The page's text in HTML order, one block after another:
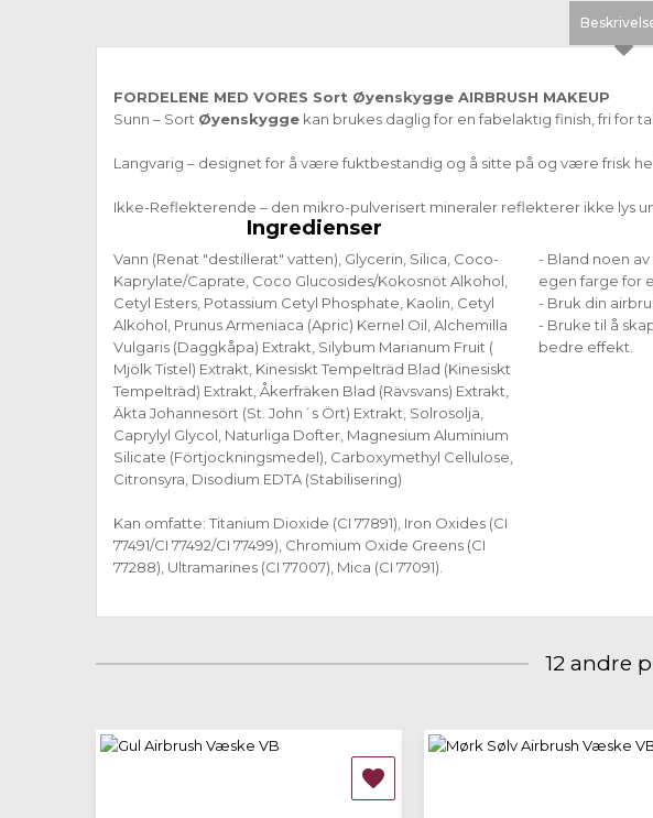
FORDELENE MED VORES Sort Øyenskygge AIRBRUSH MAKEUP
Sunn – Sort Øyenskygge kan brukes daglig for en fabelaktig finish, fri for
Langvarig – designet for å være fuktbestandig og å sitte på og være frisk
Ikke-Reflekterende – den mikro-pulverisert mineraler reflekterer ikke lys
Ingredienser
Vann (Renat "destillerat" vatten), Glycerin, Silica, Coco-
Kaprylate/Caprate, Coco Glucosides/Kokosnöt Alkohol,
Cetyl Esters, Potassium Cetyl Phosphate, Kaolin, Cetyl
Alkohol, Prunus Armeniaca (Apric) Kernel Oil, Alchemilla
Vulgaris (Daggkåpa) Extrakt, Silybum Marianum Fruit (
Mjölk Tistel) Extrakt, Kinesiskt Tempelträd Blad (Kinesiskt
Tempelträd) Extrakt, Åkerfräken Blad (Rävsvans) Extrakt,
Äkta Johannesört (St. John´s Ört) Extrakt, Solrosolja,
Caprylyl Glycol, Naturliga Dofter, Magnesium Aluminium
Silicate (Förtjockningsmedel), Carboxymethyl Cellulose,
Citronsyra, Disodium EDTA (Stabilisering)
Kan omfatte: Titanium Dioxide (CI 77891), Iron Oxides (CI
77491/CI 77492/CI 77499), Chromium Oxide Greens (CI
77288), Ultramarines (CI 77007), Mica (CI 77091).
- Bland noen
egen farge for
- Bruk din
- Bruke til å
bedre effekt.
12 andre
